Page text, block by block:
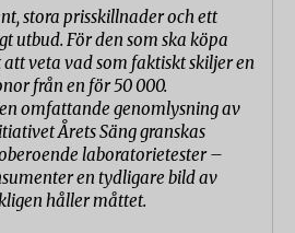
stora prisskillnader och ett
utbud. För den som ska köpa
veta vad som faktiskt skiljer en
från en för 50 000.
omfattande genomlysning av
Årets Säng granskas
laboratorietester –
en tydligare bild av
håller måttet.